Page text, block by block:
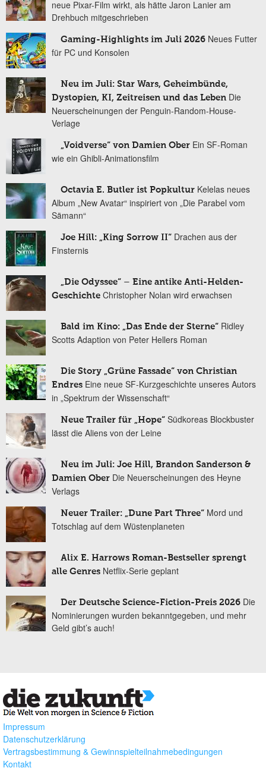
neue Pixar-Film wirkt, als hätte Jaron Lanier am
Drehbuch mitgeschrieben
Gaming-Highlights im Juli 2026 Neues Futter
für PC und Konsolen
Neu im Juli: Star Wars, Geheimbünde,
Dystopien, KI, Zeitreisen und das Leben Die
Neuerscheinungen der Penguin-Random-House-
Verlage
„Voidverse“ von Damien Ober Ein SF-Roman
wie ein Ghibli-Animationsfilm
Octavia E. Butler ist Popkultur Kelelas neues
Album „New Avatar“ inspiriert von „Die Parabel vom
Sämann“
Joe Hill: „King Sorrow II“ Drachen aus der
Finsternis
„Die Odyssee“ – Eine antike Anti-Helden-
Geschichte Christopher Nolan wird erwachsen
Bald im Kino: „Das Ende der Sterne“ Ridley
Scotts Adaption von Peter Hellers Roman
Die Story „Grüne Fassade“ von Christian
Endres Eine neue SF-Kurzgeschichte unseres Autors
in „Spektrum der Wissenschaft“
Neue Trailer für „Hope“ Südkoreas Blockbuster
lässt die Aliens von der Leine
Neu im Juli: Joe Hill, Brandon Sanderson &
Damien Ober Die Neuerscheinungen des Heyne
Verlags
Neuer Trailer: „Dune Part Three“ Mord und
Totschlag auf dem Wüstenplaneten
Alix E. Harrows Roman-Bestseller sprengt
alle Genres Netflix-Serie geplant
Der Deutsche Science-Fiction-Preis 2026 Die
Nominierungen wurden bekanntgegeben, und mehr
Geld gibt’s auch!
Impressum
Datenschutzerklärung
Vertragsbestimmung & Gewinnspielteilnahmebedingungen
Kontakt